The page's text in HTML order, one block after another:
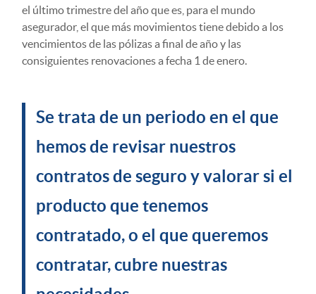
el último trimestre del año que es, para el mundo
asegurador, el que más movimientos tiene debido a los
vencimientos de las pólizas a final de año y las
consiguientes renovaciones a fecha 1 de enero.
Se trata de un periodo en el que
hemos de revisar nuestros
contratos de seguro y valorar si el
producto que tenemos
contratado, o el que queremos
contratar, cubre nuestras